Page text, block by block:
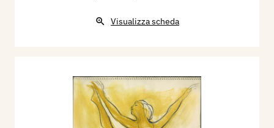
Visualizza scheda